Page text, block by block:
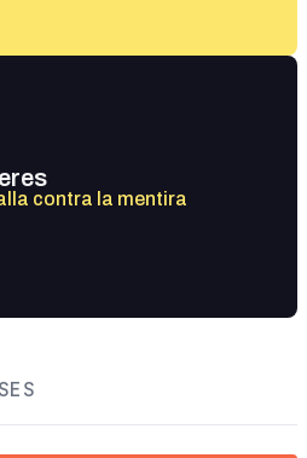
contra la mentira